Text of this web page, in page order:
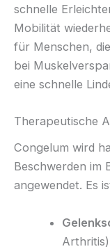
schnelle
Mobilität
für Menschen,
bei
eine schnelle
Therapeutische
Congelum wird
Beschwerden im
angewendet. Es